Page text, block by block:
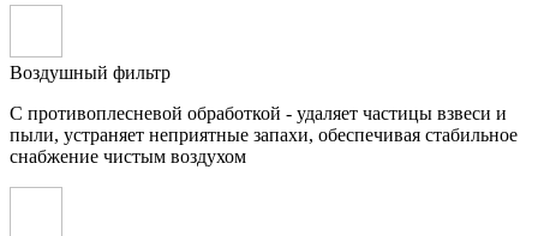
Воздушный фильтр
С противоплесневой обработкой - удаляет частицы взвеси и
пыли, устраняет неприятные запахи, обеспечивая стабильное
снабжение чистым воздухом